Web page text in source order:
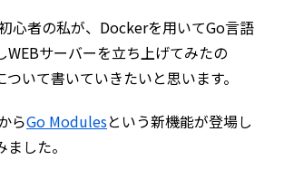
心者の私が、Dockerを用いてGo言語
WEBサーバーを立ち上げてみたの
いて書いていきたいと思います。
らGo Modulesという新機能が登場し
した。